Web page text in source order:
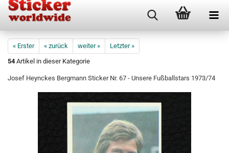
« Erster « zurück weiter »
Letzter »
54Artikel in dieser Kategorie
Josef Heynckes Bergmann Sticker Nr. 67 - Unsere Fußballstars 1973/74